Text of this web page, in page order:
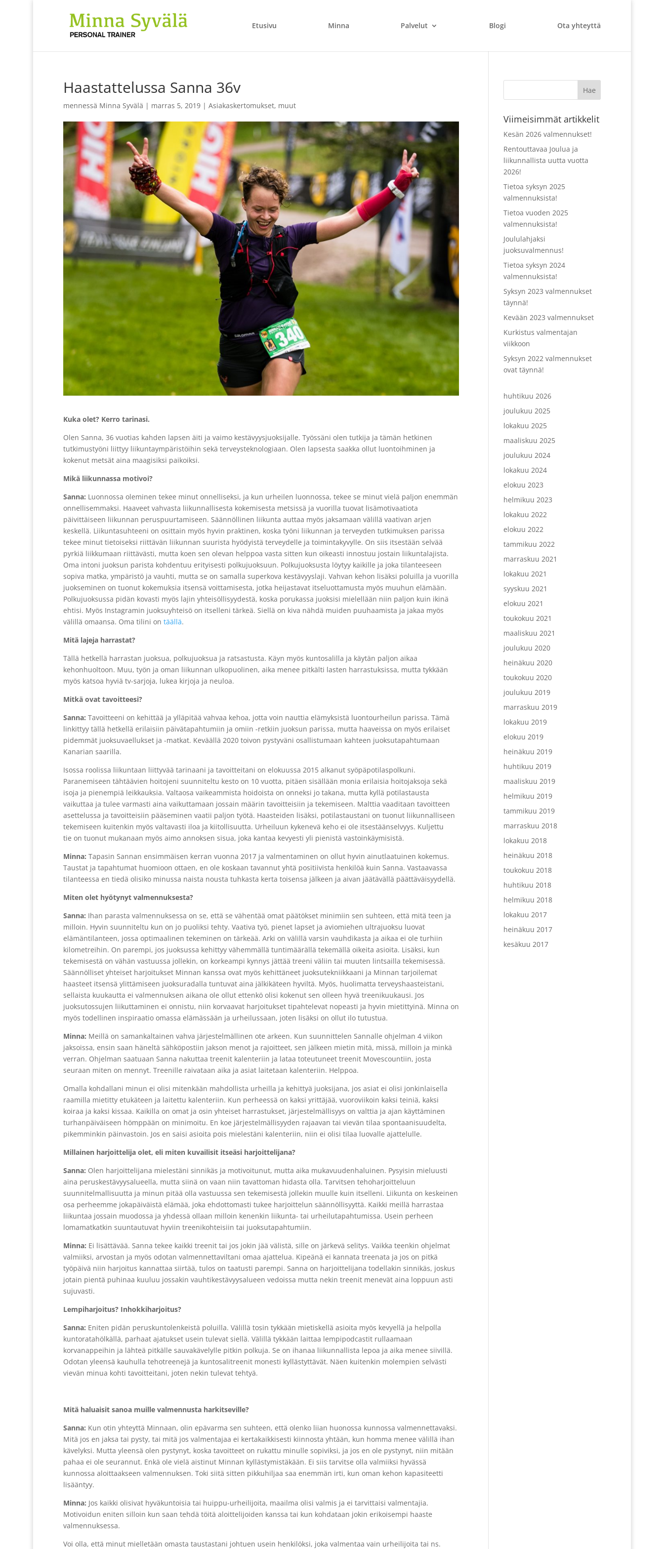
Etusivu Minna Palvelut Blogi Ota yhteyttä
Haastattelussa Sanna 36v
mennessä Minna Syvälä | marras 5, 2019| Asiakaskertomukset, muut
Kuka olet? Kerro tarinasi.
Olen Sanna, 36 vuotias kahden lapsen äiti ja vaimo kestävyysjuoksijalle. Työssäni olen tutkija ja tämän hetkinen
tutkimustyöni liittyy liikuntaympäristöihin sekä terveysteknologiaan. Olen lapsesta saakka ollut luontoihminen ja
kokenut metsät aina maagisiksi paikoiksi.
Mikä liikunnassa motivoi?
Sanna: Luonnossa oleminen tekee minut onnelliseksi, ja kun urheilen luonnossa, tekee se minut vielä paljon enemmän
onnellisemmaksi. Haaveet vahvasta liikunnallisesta kokemisesta metsissä ja vuorilla tuovat lisämotivaatiota
päivittäiseen liikunnan peruspuurtamiseen. Säännöllinen liikunta auttaa myös jaksamaan välillä vaativan arjen
keskellä. Liikuntasuhteeni on osittain myös hyvin praktinen, koska työni liikunnan ja terveyden tutkimuksen parissa
tekee minut tietoiseksi riittävän liikunnan suurista hyödyistä terveydelle ja toimintakyvylle. On siis itsestään selvää
pyrkiä liikkumaan riittävästi, mutta koen sen olevan helppoa vasta sitten kun oikeasti innostuu jostain liikuntalajista.
Oma intoni juoksun parista kohdentuu erityisesti polkujuoksuun. Polkujuoksusta löytyy kaikille ja joka tilanteeseen
sopiva matka, ympäristö ja vauhti, mutta se on samalla superkova kestävyyslaji. Vahvan kehon lisäksi poluilla ja vuorilla
juokseminen on tuonut kokemuksia itsensä voittamisesta, jotka heijastavat itseluottamusta myös muuhun elämään.
Polkujuoksussa pidän kovasti myös lajin yhteisöllisyydestä, koska porukassa juoksisi mielellään niin paljon kuin ikinä
ehtisi. Myös Instagramin juoksuyhteisö on itselleni tärkeä. Siellä on kiva nähdä muiden puuhaamista ja jakaa myös
välillä omaansa. Oma tilini on täällä.
Mitä lajeja harrastat?
Tällä hetkellä harrastan juoksua, polkujuoksua ja ratsastusta. Käyn myös kuntosalilla ja käytän paljon aikaa
kehonhuoltoon. Muu, työn ja oman liikunnan ulkopuolinen, aika menee pitkälti lasten harrastuksissa, mutta tykkään
myös katsoa hyviä tv-sarjoja, lukea kirjoja ja neuloa.
Mitkä ovat tavoitteesi?
Sanna: Tavoitteeni on kehittää ja ylläpitää vahvaa kehoa, jotta voin nauttia elämyksistä luontourheilun parissa. Tämä
linkittyy tällä hetkellä erilaisiin päivätapahtumiin ja omiin -retkiin juoksun parissa, mutta haaveissa on myös erilaiset
pidemmät juoksuvaellukset ja -matkat. Keväällä 2020 toivon pystyväni osallistumaan kahteen juoksutapahtumaan
Kanarian saarilla.
Isossa roolissa liikuntaan liittyvää tarinaani ja tavoitteitani on elokuussa 2015 alkanut syöpäpotilaspolkuni.
Paranemiseen tähtäävien hoitojeni suunniteltu kesto on 10 vuotta, pitäen sisällään monia erilaisia hoitojaksoja sekä
isoja ja pienempiä leikkauksia. Valtaosa vaikeammista hoidoista on onneksi jo takana, mutta kyllä potilastausta
vaikuttaa ja tulee varmasti aina vaikuttamaan jossain määrin tavoitteisiin ja tekemiseen. Malttia vaaditaan tavoitteen
asettelussa ja tavoitteisiin pääseminen vaatii paljon työtä. Haasteiden lisäksi, potilastaustani on tuonut liikunnalliseen
tekemiseen kuitenkin myös valtavasti iloa ja kiitollisuutta. Urheiluun kykenevä keho ei ole itsestäänselvyys. Kuljettu
tie on tuonut mukanaan myös aimo annoksen sisua, joka kantaa kevyesti yli pienistä vastoinkäymisistä.
Minna: Tapasin Sannan ensimmäisen kerran vuonna 2017 ja valmentaminen on ollut hyvin ainutlaatuinen kokemus.
Taustat ja tapahtumat huomioon ottaen, en ole koskaan tavannut yhtä positiivista henkilöä kuin Sanna. Vastaavassa
tilanteessa en tiedä olisiko minussa naista nousta tuhkasta kerta toisensa jälkeen ja aivan jäätävällä päättäväisyydellä.
Miten olet hyötynyt valmennuksesta?
Sanna: Ihan parasta valmennuksessa on se, että se vähentää omat päätökset minimiin sen suhteen, että mitä teen ja
milloin. Hyvin suunniteltu kun on jo puoliksi tehty. Vaativa työ, pienet lapset ja aviomiehen ultrajuoksu luovat
elämäntilanteen, jossa optimaalinen tekeminen on tärkeää. Arki on välillä varsin vauhdikasta ja aikaa ei ole turhiin
kilometreihin. On parempi, jos juoksussa kehittyy vähemmällä tuntimäärällä tekemällä oikeita asioita. Lisäksi, kun
tekemisestä on vähän vastuussa jollekin, on korkeampi kynnys jättää treeni väliin tai muuten lintsailla tekemisessä.
Säännölliset yhteiset harjoitukset Minnan kanssa ovat myös kehittäneet juoksutekniikkaani ja Minnan tarjoilemat
haasteet itsensä ylittämiseen juoksuradalla tuntuvat aina jälkikäteen hyviltä. Myös, huolimatta terveyshaasteistani,
sellaista kuukautta ei valmennuksen aikana ole ollut ettenkö olisi kokenut sen olleen hyvä treenikuukausi. Jos
juoksutossujen liikuttaminen ei onnistu, niin korvaavat harjoitukset tipahtelevat nopeasti ja hyvin mietittyinä. Minna on
myös todellinen inspiraatio omassa elämässään ja urheilussaan, joten lisäksi on ollut ilo tutustua.
Minna: Meillä on samankaltainen vahva järjestelmällinen ote arkeen. Kun suunnittelen Sannalle ohjelman 4 viikon
jaksoissa, ensin saan häneltä sähköpostiin jakson menot ja rajoitteet, sen jälkeen mietin mitä, missä, milloin ja minkä
verran. Ohjelman saatuaan Sanna nakuttaa treenit kalenteriin ja lataa toteutuneet treenit Movescountiin, josta
seuraan miten on mennyt. Treenille raivataan aika ja asiat laitetaan kalenteriin. Helppoa.
Omalla kohdallani minun ei olisi mitenkään mahdollista urheilla ja kehittyä juoksijana, jos asiat ei olisi jonkinlaisella
raamilla mietitty etukäteen ja laitettu kalenteriin. Kun perheessä on kaksi yrittäjää, vuoroviikoin kaksi teiniä, kaksi
koiraa ja kaksi kissaa. Kaikilla on omat ja osin yhteiset harrastukset, järjestelmällisyys on valttia ja ajan käyttäminen
turhanpäiväiseen hömppään on minimoitu. En koe järjestelmällisyyden rajaavan tai vievän tilaa spontaanisuudelta,
pikemminkin päinvastoin. Jos en saisi asioita pois mielestäni kalenteriin, niin ei olisi tilaa luovalle ajattelulle.
Millainen harjoittelija olet, eli miten kuvailisit itseäsi harjoittelijana?
Sanna: Olen harjoittelijana mielestäni sinnikäs ja motivoitunut, mutta aika mukavuudenhaluinen. Pysyisin mieluusti
aina peruskestävyysalueella, mutta siinä on vaan niin tavattoman hidasta olla. Tarvitsen tehoharjoitteluun
suunnitelmallisuutta ja minun pitää olla vastuussa sen tekemisestä jollekin muulle kuin itselleni. Liikunta on keskeinen
osa perheemme jokapäiväistä elämää, joka ehdottomasti tukee harjoittelun säännöllisyyttä. Kaikki meillä harrastaa
liikuntaa jossain muodossa ja yhdessä ollaan milloin kenenkin liikunta- tai urheilutapahtumissa. Usein perheen
lomamatkatkin suuntautuvat hyviin treenikohteisiin tai juoksutapahtumiin.
Minna: Ei lisättävää. Sanna tekee kaikki treenit tai jos jokin jää välistä, sille on järkevä selitys. Vaikka teenkin ohjelmat
valmiiksi, arvostan ja myös odotan valmennettaviltani omaa ajattelua. Kipeänä ei kannata treenata ja jos on pitkä
työpäivä niin harjoitus kannattaa siirtää, tulos on taatusti parempi. Sanna on harjoittelijana todellakin sinnikäs, joskus
jotain pientä puhinaa kuuluu jossakin vauhtikestävyysalueen vedoissa mutta nekin treenit menevät aina loppuun asti
sujuvasti.
Lempiharjoitus? Inhokkiharjoitus?
Sanna: Eniten pidän peruskuntolenkeistä poluilla. Välillä tosin tykkään mietiskellä asioita myös kevyellä ja helpolla
kuntoratahölkällä, parhaat ajatukset usein tulevat siellä. Välillä tykkään laittaa lempipodcastit rullaamaan
korvanappeihin ja lähteä pitkälle sauvakävelylle pitkin polkuja. Se on ihanaa liikunnallista lepoa ja aika menee siivillä.
Odotan yleensä kauhulla tehotreenejä ja kuntosalitreenit monesti kyllästyttävät. Näen kuitenkin molempien selvästi
vievän minua kohti tavoitteitani, joten nekin tulevat tehtyä.
Mitä haluaisit sanoa muille valmennusta harkitseville?
Sanna: Kun otin yhteyttä Minnaan, olin epävarma sen suhteen, että olenko liian huonossa kunnossa valmennettavaksi.
Mitä jos en jaksa tai pysty, tai mitä jos valmentajaa ei kertakaikkisesti kiinnosta yhtään, kun homma menee välillä ihan
kävelyksi. Mutta yleensä olen pystynyt, koska tavoitteet on rukattu minulle sopiviksi, ja jos en ole pystynyt, niin mitään
pahaa ei ole seurannut. Enkä ole vielä aistinut Minnan kyllästymistäkään. Ei siis tarvitse olla valmiiksi hyvässä
kunnossa aloittaakseen valmennuksen. Toki siitä sitten pikkuhiljaa saa enemmän irti, kun oman kehon kapasiteetti
lisääntyy.
Minna: Jos kaikki olisivat hyväkuntoisia tai huippu-urheilijoita, maailma olisi valmis ja ei tarvittaisi valmentajia.
Motivoidun eniten silloin kun saan tehdä töitä aloittelijoiden kanssa tai kun kohdataan jokin erikoisempi haaste
valmennuksessa.
Voi olla, että minut mielletään omasta taustastani johtuen usein henkilöksi, joka valmentaa vain urheilijoita tai ns.
Viimeisimmät artikkelit
Kesän 2026 valmennukset!
Rentouttavaa Joulua ja
liikunnallista uutta vuotta
2026!
Tietoa syksyn 2025
valmennuksista!
Tietoa vuoden 2025
valmennuksista!
Joululahjaksi
juoksuvalmennus!
Tietoa syksyn 2024
valmennuksista!
Syksyn 2023 valmennukset
täynnä!
Kevään 2023 valmennukset
Kurkistus valmentajan
viikkoon
Syksyn 2022 valmennukset
ovat täynnä!
huhtikuu 2026
joulukuu 2025
lokakuu 2025
maaliskuu 2025
joulukuu 2024
lokakuu 2024
elokuu 2023
helmikuu 2023
lokakuu 2022
elokuu 2022
tammikuu 2022
marraskuu 2021
lokakuu 2021
syyskuu 2021
elokuu 2021
toukokuu 2021
maaliskuu 2021
joulukuu 2020
heinäkuu 2020
toukokuu 2020
joulukuu 2019
marraskuu 2019
lokakuu 2019
elokuu 2019
heinäkuu 2019
huhtikuu 2019
maaliskuu 2019
helmikuu 2019
tammikuu 2019
marraskuu 2018
lokakuu 2018
heinäkuu 2018
toukokuu 2018
huhtikuu 2018
helmikuu 2018
lokakuu 2017
heinäkuu 2017
kesäkuu 2017